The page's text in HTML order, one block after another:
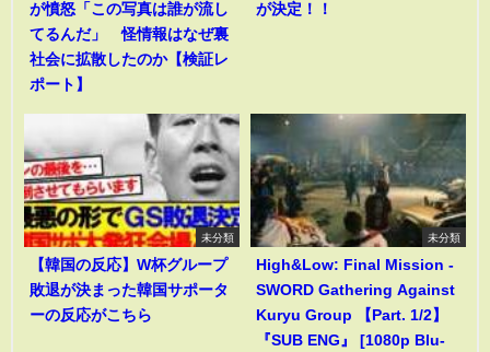
が憤怒「この写真は誰が流し
てるんだ」 怪情報はなぜ裏
社会に拡散したのか【検証レ
ポート】
が決定！！
未分類
【韓国の反応】W杯グループ
敗退が決まった韓国サポータ
ーの反応がこちら
未分類
High&Low: Final Mission -
SWORD Gathering Against
Kuryu Group 【Part. 1/2】
『SUB ENG』 [1080p Blu-